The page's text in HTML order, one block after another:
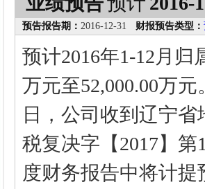
预告报告期： 2016-12-31 财报预告类型：
预计2016年1-12月归
万元至52,000.00万
日，公司收到辽宁
税复决字【2017】第
度财务报告中将计提